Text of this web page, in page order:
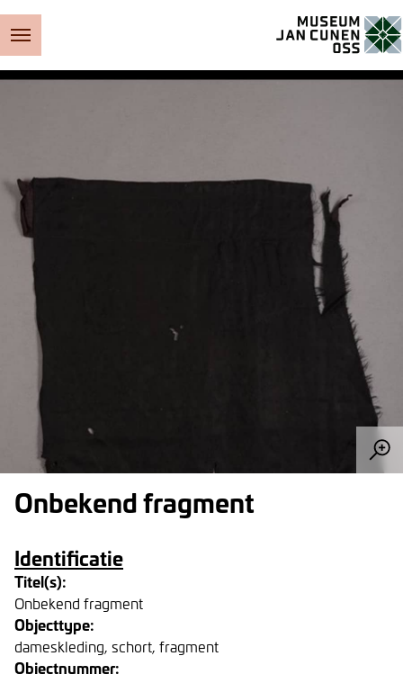
Onbekend fragment
Identificatie
Titel(s):
Onbekend fragment
Objecttype:
dameskleding, schort, fragment
Objectnummer: